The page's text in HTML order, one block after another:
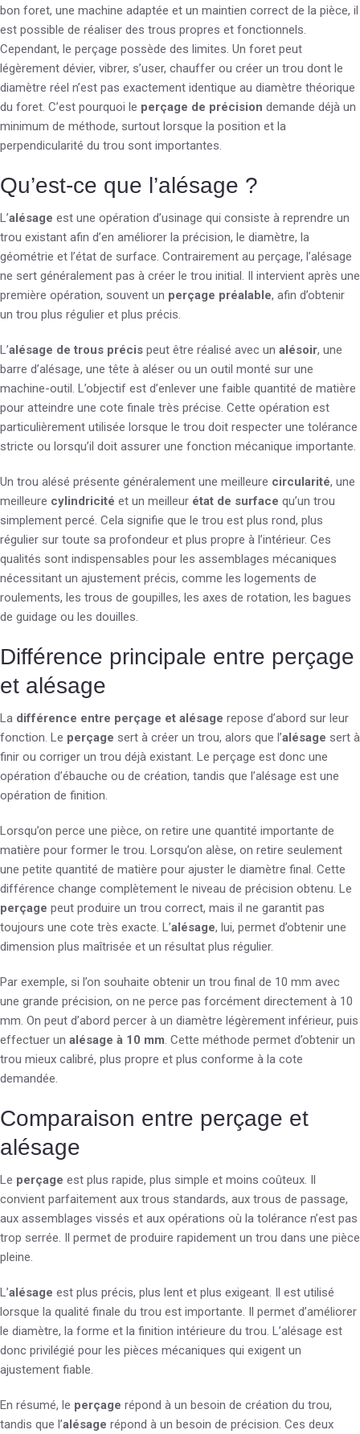
bon foret, une machine adaptée et un maintien correct de la pièce, il
est possible de réaliser des trous propres et fonctionnels.
Cependant, le perçage possède des limites. Un foret peut
légèrement dévier, vibrer, s’user, chauffer ou créer un trou dont le
diamètre réel n’est pas exactement identique au diamètre théorique
du foret. C’est pourquoi le perçage de précision demande déjà un
minimum de méthode, surtout lorsque la position et la
perpendicularité du trou sont importantes.
Qu’est-ce que l’alésage ?
L’alésage est une opération d’usinage qui consiste à reprendre un
trou existant afin d’en améliorer la précision, le diamètre, la
géométrie et l’état de surface. Contrairement au perçage, l’alésage
ne sert généralement pas à créer le trou initial. Il intervient après une
première opération, souvent un perçage préalable, afin d’obtenir
un trou plus régulier et plus précis.
L’alésage de trous précis peut être réalisé avec un alésoir, une
barre d’alésage, une tête à aléser ou un outil monté sur une
machine-outil. L’objectif est d’enlever une faible quantité de matière
pour atteindre une cote finale très précise. Cette opération est
particulièrement utilisée lorsque le trou doit respecter une tolérance
stricte ou lorsqu’il doit assurer une fonction mécanique importante.
Un trou alésé présente généralement une meilleure circularité, une
meilleure cylindricité et un meilleur état de surface qu’un trou
simplement percé. Cela signifie que le trou est plus rond, plus
régulier sur toute sa profondeur et plus propre à l’intérieur. Ces
qualités sont indispensables pour les assemblages mécaniques
nécessitant un ajustement précis, comme les logements de
roulements, les trous de goupilles, les axes de rotation, les bagues
de guidage ou les douilles.
Différence principale entre perçage
et alésage
La différence entre perçage et alésage repose d’abord sur leur
fonction. Le perçage sert à créer un trou, alors que l’alésage sert à
finir ou corriger un trou déjà existant. Le perçage est donc une
opération d’ébauche ou de création, tandis que l’alésage est une
opération de finition.
Lorsqu’on perce une pièce, on retire une quantité importante de
matière pour former le trou. Lorsqu’on alèse, on retire seulement
une petite quantité de matière pour ajuster le diamètre final. Cette
différence change complètement le niveau de précision obtenu. Le
perçage peut produire un trou correct, mais il ne garantit pas
toujours une cote très exacte. L’alésage, lui, permet d’obtenir une
dimension plus maîtrisée et un résultat plus régulier.
Par exemple, si l’on souhaite obtenir un trou final de 10 mm avec
une grande précision, on ne perce pas forcément directement à 10
mm. On peut d’abord percer à un diamètre légèrement inférieur, puis
effectuer un alésage à 10 mm. Cette méthode permet d’obtenir un
trou mieux calibré, plus propre et plus conforme à la cote
demandée.
Comparaison entre perçage et
alésage
Le perçage est plus rapide, plus simple et moins coûteux. Il
convient parfaitement aux trous standards, aux trous de passage,
aux assemblages vissés et aux opérations où la tolérance n’est pas
trop serrée. Il permet de produire rapidement un trou dans une pièce
pleine.
L’alésage est plus précis, plus lent et plus exigeant. Il est utilisé
lorsque la qualité finale du trou est importante. Il permet d’améliorer
le diamètre, la forme et la finition intérieure du trou. L’alésage est
donc privilégié pour les pièces mécaniques qui exigent un
ajustement fiable.
En résumé, le perçage répond à un besoin de création du trou,
tandis que l’alésage répond à un besoin de précision. Ces deux